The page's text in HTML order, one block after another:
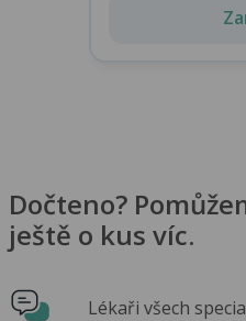
Dočteno?
ještě o kus víc.
Lékaři všech